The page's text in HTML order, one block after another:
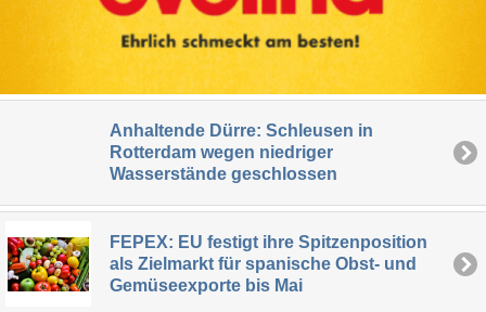
Anhaltende Dürre: Schleusen in
Rotterdam wegen niedriger
Wasserstände geschlossen
FEPEX: EU festigt ihre Spitzenposition
als Zielmarkt für spanische Obst- und
Gemüseexporte bis Mai